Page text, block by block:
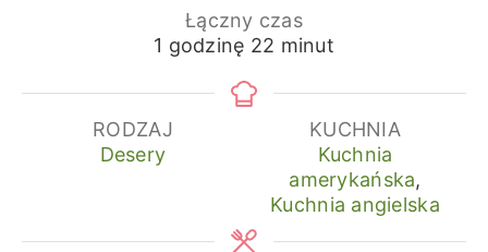
Łączny czas
1 godzina
godzinę 22 minuty
minut
RODZAJ
Desery
KUCHNIA
Kuchnia
amerykańska,
Kuchnia angielska